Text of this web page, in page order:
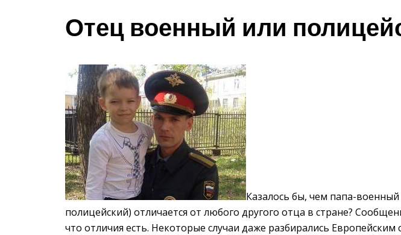
Отец военный или
Казалось бы, чем папа-
полицейский) отличается от любого другого отца в стране?
что отличия есть. Некоторые случаи даже разбирались